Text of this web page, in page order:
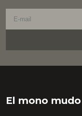
El mono mudo